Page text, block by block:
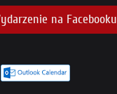
na Facebooku